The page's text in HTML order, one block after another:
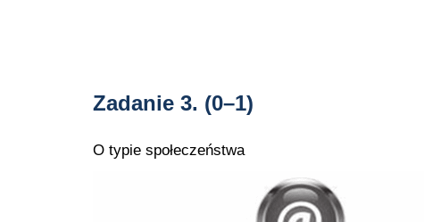
Zadanie 3. (0–1)
O typie społeczeństwa